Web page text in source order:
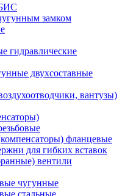
замком
гидравлические
двухсоставные
вантузы)
фланцевые
для гибких вставок
вентили
чугунные
стальные